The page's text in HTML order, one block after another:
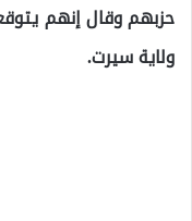
حزبهم وقال إنهم
ولاية سيرت.